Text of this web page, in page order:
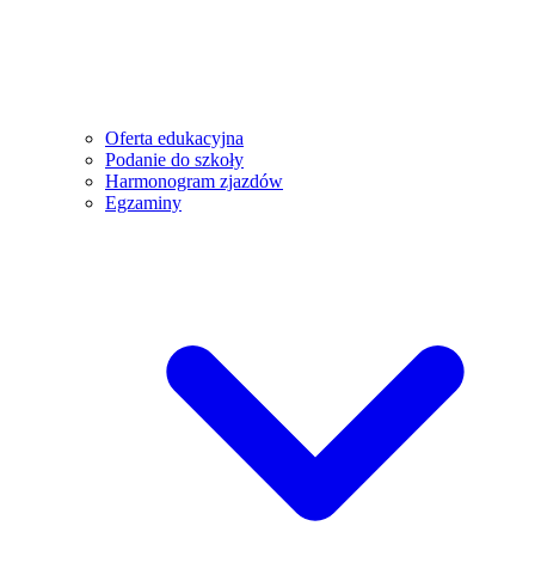
Oferta edukacyjna
Podanie do szkoły
Harmonogram zjazdów
Egzaminy